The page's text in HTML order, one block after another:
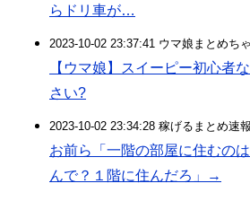
らドリ車が…
2023-10-02 23:37:41 ウマ娘まとめち
【ウマ娘】スイーピー初心者
さい?
2023-10-02 23:34:28 稼げるまとめ速報
お前ら「一階の部屋に住むの
んで？１階に住んだろ」→